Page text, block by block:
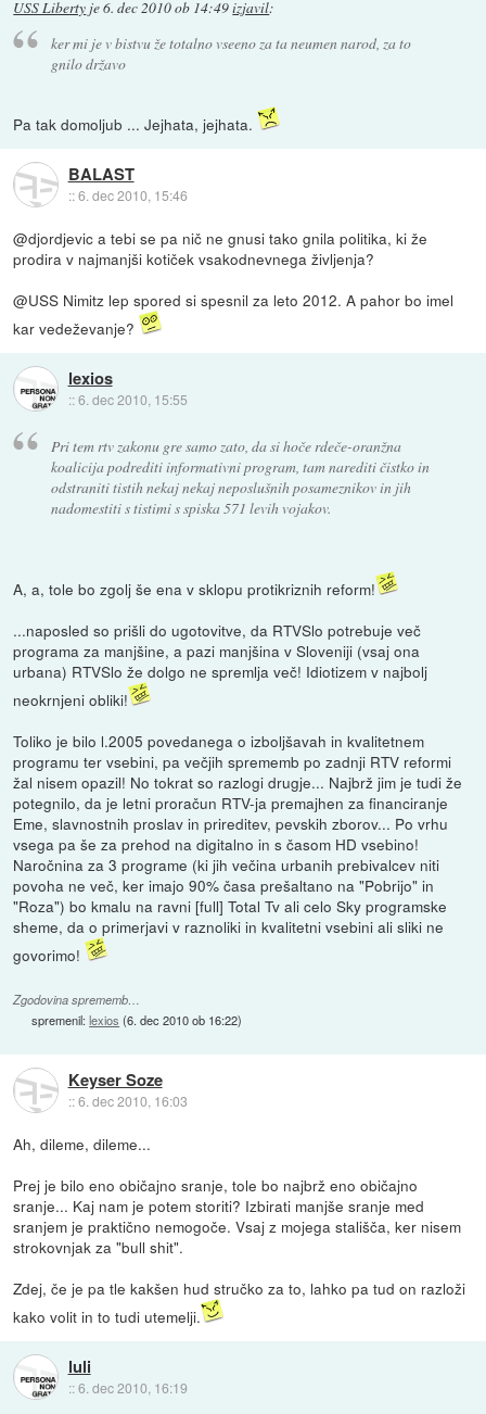
USS Liberty je6. dec 2010 ob 14:49izjavil:
ker mi je v bistvu že totalno vseeno za ta neumen narod, za to
gnilo državo
Pa tak domoljub ... Jejhata, jejhata.
BALAST
::6. dec 2010, 15:46
@djordjevic a tebi se pa nič ne gnusi tako gnila politika, ki že
prodira v najmanjši kotiček vsakodnevnega življenja?
@USS Nimitz lep spored si spesnil za leto 2012. A pahor bo imel
kar vedeževanje?
lexios
::6. dec 2010, 15:55
Pri tem rtv zakonu gre samo zato, da si hoče rdeče-oranžna
koalicija podrediti informativni program, tam narediti čistko in
odstraniti tistih nekaj nekaj neposlušnih posameznikov in jih
nadomestiti s tistimi s spiska 571 levih vojakov.
A, a, tole bo zgolj še ena v sklopu protikriznih reform!
...naposled so prišli do ugotovitve, da RTVSlo potrebuje več
programa za manjšine, a pazi manjšina v Sloveniji (vsaj ona
urbana) RTVSlo že dolgo ne spremlja več! Idiotizem v najbolj
neokrnjeni obliki!
Toliko je bilo l.2005 povedanega o izboljšavah in kvalitetnem
programu ter vsebini, pa večjih sprememb po zadnji RTV reformi
žal nisem opazil! No tokrat so razlogi drugje... Najbrž jim je tudi že
potegnilo, da je letni proračun RTV-ja premajhen za financiranje
Eme, slavnostnih proslav in prireditev, pevskih zborov... Po vrhu
vsega pa še za prehod na digitalno in s časom HD vsebino!
Naročnina za 3 programe (ki jih večina urbanih prebivalcev niti
povoha ne več, ker imajo 90% časa prešaltano na "Pobrijo" in
"Roza") bo kmalu na ravni [full] Total Tv ali celo Sky programske
sheme, da o primerjavi v raznoliki in kvalitetni vsebini ali sliki ne
govorimo!
Zgodovina sprememb…
spremenil:lexios (6. dec 2010 ob 16:22)
Keyser Soze
::6. dec 2010, 16:03
Ah, dileme, dileme...
Prej je bilo eno običajno sranje, tole bo najbrž eno običajno
sranje... Kaj nam je potem storiti? Izbirati manjše sranje med
sranjem je praktično nemogoče. Vsaj z mojega stališča, ker nisem
strokovnjak za "bull shit".
Zdej, če je pa tle kakšen hud stručko za to, lahko pa tud on razloži
kako volit in to tudi utemelji.
luli
::6. dec 2010, 16:19